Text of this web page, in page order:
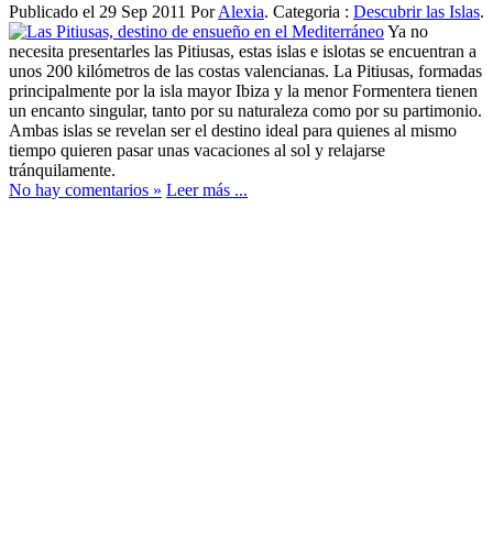
Publicado el 29 Sep 2011 PorAlexia. Categoria : Descubrir las Islas.
Ya no
necesita presentarles las Pitiusas, estas islas e islotas se encuentran a
unos 200 kilómetros de las costas valencianas. La Pitiusas, formadas
principalmente por la isla mayor Ibiza y la menor Formentera tienen
un encanto singular, tanto por su naturaleza como por su partimonio.
Ambas islas se revelan ser el destino ideal para quienes al mismo
tiempo quieren pasar unas vacaciones al sol y relajarse
tránquilamente.
No hay comentarios » Leer más ...